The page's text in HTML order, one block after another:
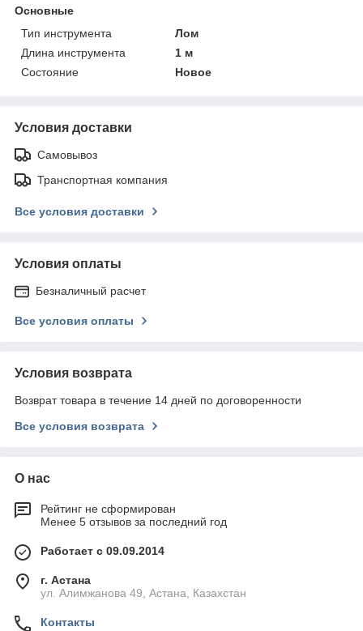
Основные
Тип инструмента
Лом
Длина инструмента
1 м
Состояние
Новое
Условия доставки
Самовывоз
Транспортная компания
Все условия доставки
Условия оплаты
Безналичный расчет
Все условия оплаты
Условия возврата
Возврат товара в течение 14 дней по договоренности
Все условия возврата
О нас
Рейтинг не сформирован
Менее 5 отзывов за последний год
Работает с 09.09.2014
г. Астана
ул. Алимжанова 49, Астана, Казахстан
Контакты